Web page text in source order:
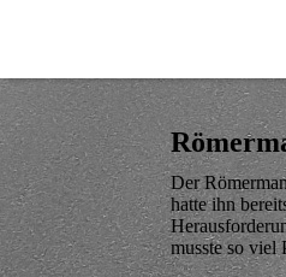
Der
hatte ihn
musste so viel